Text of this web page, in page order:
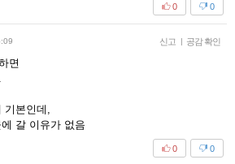
0
0
신고 공감 확인
면
기본인데,
갈 이유가 없음
0
0